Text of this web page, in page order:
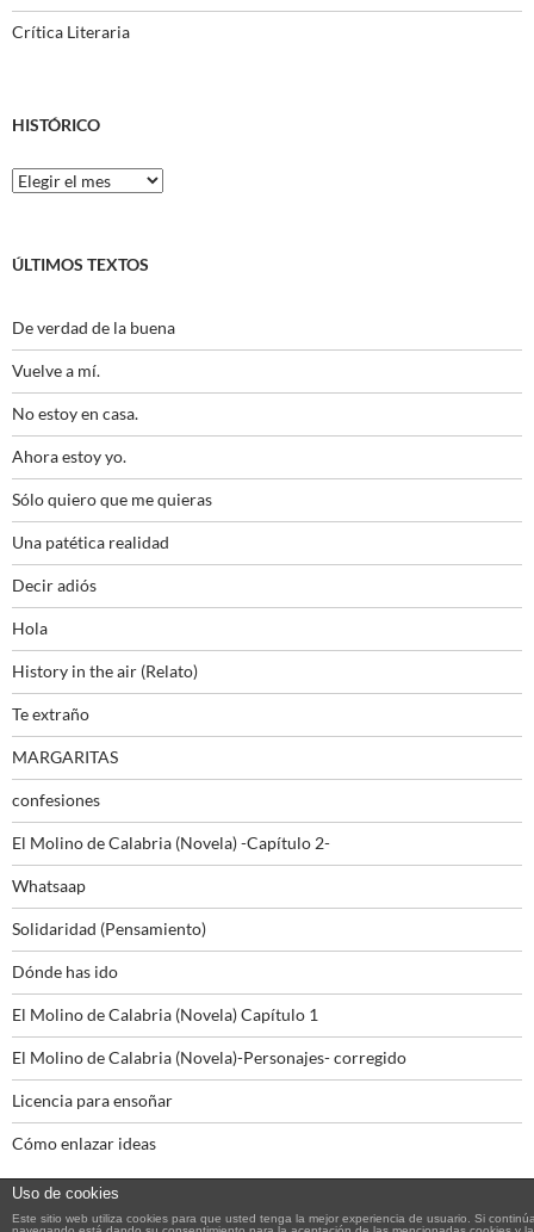
Crítica Literaria
HISTÓRICO
Histórico
ÚLTIMOS TEXTOS
De verdad de la buena
Vuelve a mí.
No estoy en casa.
Ahora estoy yo.
Sólo quiero que me quieras
Una patética realidad
Decir adiós
Hola
History in the air (Relato)
Te extraño
MARGARITAS
confesiones
El Molino de Calabria (Novela) -Capítulo 2-
Whatsaap
Solidaridad (Pensamiento)
Dónde has ido
El Molino de Calabria (Novela) Capítulo 1
El Molino de Calabria (Novela)-Personajes- corregido
Licencia para ensoñar
Cómo enlazar ideas
Uso de cookies
Este sitio web utiliza cookies para que usted tenga la mejor experiencia de usuario. Si